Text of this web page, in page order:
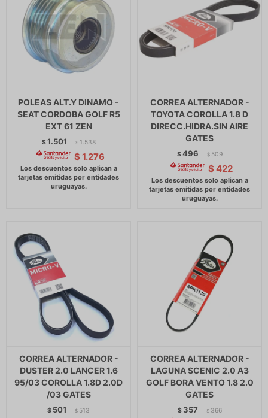
POLEAS ALT.Y DINAMO -
SEAT CORDOBA GOLF R5
EXT 61 ZEN
$1.501 $ 1.538
$ 1.276
CORREA ALTERNADOR -
TOYOTA COROLLA 1.8 D
DIRECC.HIDRA.SIN AIRE
GATES
$496 $ 509
$ 422
CORREA ALTERNADOR -
DUSTER 2.0 LANCER 1.6
95/03 COROLLA 1.8D 2.0D
/03 GATES
$ 501 $ 513
CORREA ALTERNADOR -
LAGUNA SCENIC 2.0 A3
GOLF BORA VENTO 1.8 2.0
GATES
$ 357 $ 366